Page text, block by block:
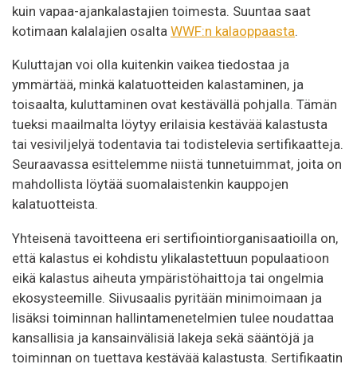
kuin vapaa-ajankalastajien toimesta. Suuntaa saat
kotimaan kalalajien osalta WWF:n kalaoppaasta.
Kuluttajan voi olla kuitenkin vaikea tiedostaa ja
ymmärtää, minkä kalatuotteiden kalastaminen, ja
toisaalta, kuluttaminen ovat kestävällä pohjalla. Tämän
tueksi maailmalta löytyy erilaisia kestävää kalastusta
tai vesiviljelyä todentavia tai todistelevia sertifikaatteja.
Seuraavassa esittelemme niistä tunnetuimmat, joita on
mahdollista löytää suomalaistenkin kauppojen
kalatuotteista.
Yhteisenä tavoitteena eri sertifiointiorganisaatioilla on,
että kalastus ei kohdistu ylikalastettuun populaatioon
eikä kalastus aiheuta ympäristöhaittoja tai ongelmia
ekosysteemille. Siivusaalis pyritään minimoimaan ja
lisäksi toiminnan hallintamenetelmien tulee noudattaa
kansallisia ja kansainvälisiä lakeja sekä sääntöjä ja
toiminnan on tuettava kestävää kalastusta. Sertifikaatin